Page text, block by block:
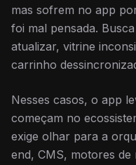
mas sofrem no app
foi mal pensada.
atualizar, vitrine
carrinho
Nesses casos, o app
começam no
exige olhar para a
end, CMS, motores de